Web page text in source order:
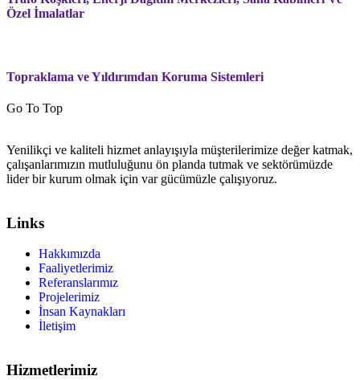
Özel İmalatlar
Topraklama ve Yıldırımdan Koruma Sistemleri
Go To Top
Yenilikçi ve kaliteli hizmet anlayışıyla müşterilerimize değer katmak,
çalışanlarımızın mutluluğunu ön planda tutmak ve sektörümüzde
lider bir kurum olmak için var gücümüzle çalışıyoruz.
Links
Hakkımızda
Faaliyetlerimiz
Referanslarımız
Projelerimiz
İnsan Kaynakları
İletişim
Hizmetlerimiz